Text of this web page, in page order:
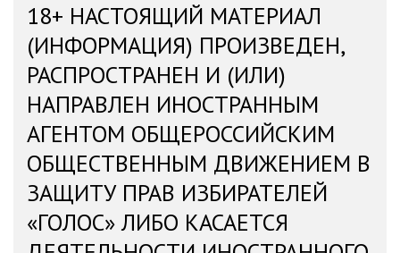
18+ НАСТОЯЩИЙ МАТЕРИАЛ
(ИНФОРМАЦИЯ) ПРОИЗВЕДЕН,
РАСПРОСТРАНЕН И (ИЛИ)
НАПРАВЛЕН ИНОСТРАННЫМ
АГЕНТОМ ОБЩЕРОССИЙСКИМ
ОБЩЕСТВЕННЫМ ДВИЖЕНИЕМ В
ЗАЩИТУ ПРАВ ИЗБИРАТЕЛЕЙ
«ГОЛОС» ЛИБО КАСАЕТСЯ